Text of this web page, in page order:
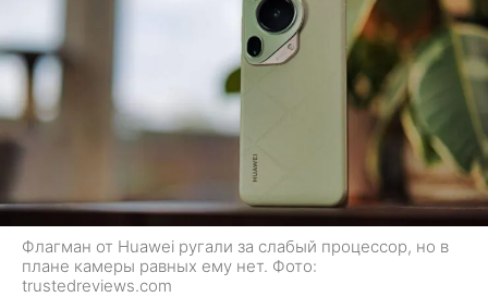
Флагман от Huawei ругали за слабый процессор, но в
плане камеры равных ему нет. Фото:
trustedreviews.com